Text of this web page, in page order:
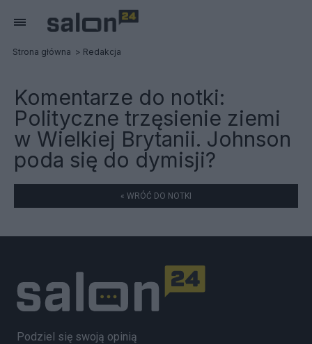
Strona główna Redakcja
Komentarze do notki:
Polityczne trzęsienie ziemi
w Wielkiej Brytanii. Johnson
poda się do dymisji?
« WRÓĆ DO NOTKI
Podziel się swoją opinią